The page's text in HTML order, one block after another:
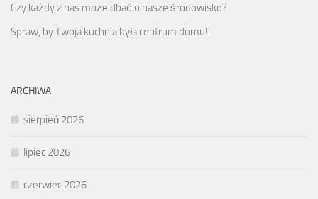
Czy każdy z nas może dbać o nasze środowisko?
Spraw, by Twoja kuchnia była centrum domu!
ARCHIWA
sierpień 2026
lipiec 2026
czerwiec 2026